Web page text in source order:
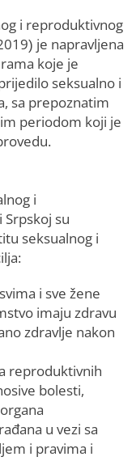
i reproduktivnog
je napravljena
koje je
seksualno i
sa prepoznatim
periodom koji je
i
su
seksualnog i
i sve žene
imaju zdravu
zdravlje nakon
reproduktivnih
bolesti,
u vezi sa
i pravima i